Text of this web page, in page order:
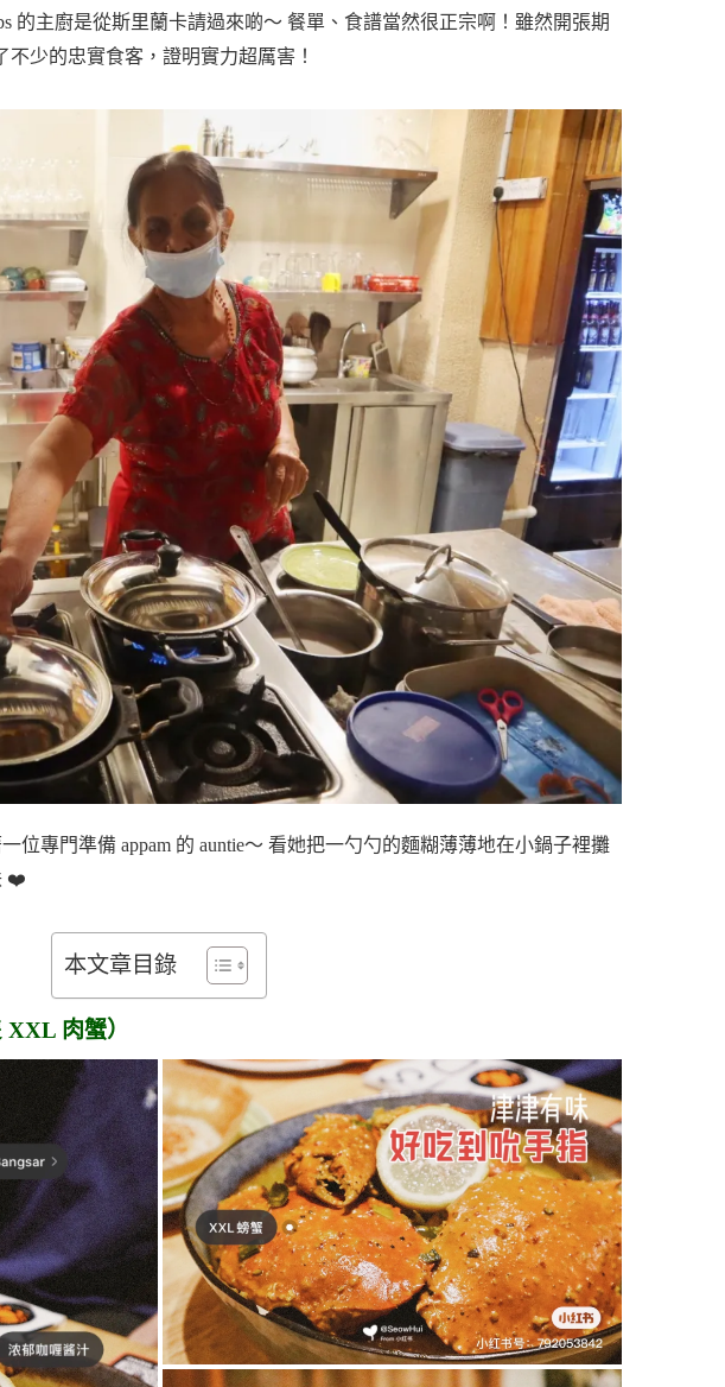
的主廚是從斯里蘭卡請過來啲～ 餐單、食譜當然很正宗啊！雖然開張期
少的忠實食客，證明實力超厲害！
位專門準備 appam 的 auntie～ 看她把一勺勺的麵糊薄薄地在小鍋子裡攤
❤️
本文章目錄
肉蟹）